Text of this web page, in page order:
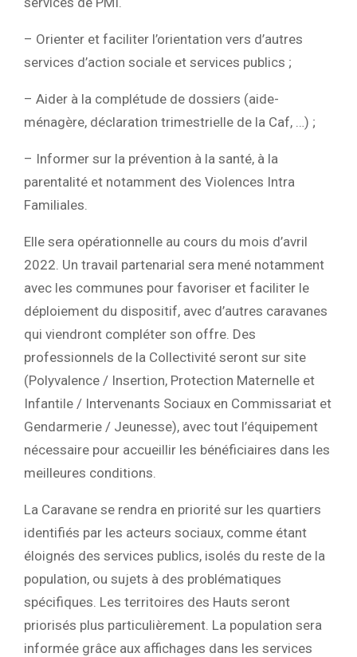
– Orienter et faciliter l’orientation vers d’autres
services d’action sociale et services publics ;
– Aider à la complétude de dossiers (aide-
ménagère, déclaration trimestrielle de la Caf, …) ;
– Informer sur la prévention à la santé, à la
parentalité et notamment des Violences Intra
Familiales.
Elle sera opérationnelle au cours du mois d’avril
2022. Un travail partenarial sera mené notamment
avec les communes pour favoriser et faciliter le
déploiement du dispositif, avec d’autres caravanes
qui viendront compléter son offre. Des
professionnels de la Collectivité seront sur site
(Polyvalence / Insertion, Protection Maternelle et
Infantile / Intervenants Sociaux en Commissariat et
Gendarmerie / Jeunesse), avec tout l’équipement
nécessaire pour accueillir les bénéficiaires dans les
meilleures conditions.
La Caravane se rendra en priorité sur les quartiers
identifiés par les acteurs sociaux, comme étant
éloignés des services publics, isolés du reste de la
population, ou sujets à des problématiques
spécifiques. Les territoires des Hauts seront
priorisés plus particulièrement. La population sera
informée grâce aux affichages dans les services